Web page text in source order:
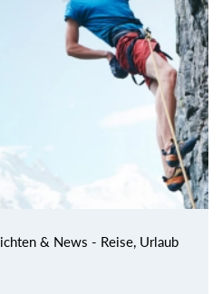
& News - Reise, Urlaub